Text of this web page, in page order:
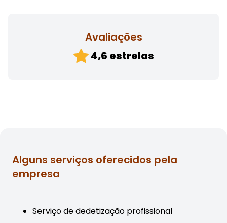
Avaliações
4,6 estrelas
Alguns serviços oferecidos pela
empresa
Serviço de dedetização profissional